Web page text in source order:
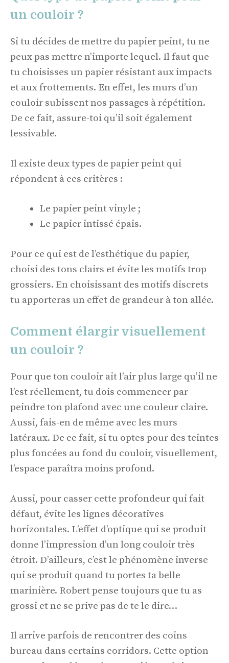
un couloir ?
Si tu décides de mettre du papier peint, tu ne
peux pas mettre n’importe lequel. Il faut que
tu choisisses un papier résistant aux impacts
et aux frottements. En effet, les murs d’un
couloir subissent nos passages à répétition.
De ce fait, assure-toi qu’il soit également
lessivable.
Il existe deux types de papier peint qui
répondent à ces critères :
Le papier peint vinyle ;
Le papier intissé épais.
Pour ce qui est de l’esthétique du papier,
choisi des tons clairs et évite les motifs trop
grossiers. En choisissant des motifs discrets
tu apporteras un effet de grandeur à ton allée.
Comment élargir visuellement
un couloir ?
Pour que ton couloir ait l’air plus large qu’il ne
l’est réellement, tu dois commencer par
peindre ton plafond avec une couleur claire.
Aussi, fais-en de même avec les murs
latéraux. De ce fait, si tu optes pour des teintes
plus foncées au fond du couloir, visuellement,
l’espace paraîtra moins profond.
Aussi, pour casser cette profondeur qui fait
défaut, évite les lignes décoratives
horizontales. L’effet d’optique qui se produit
donne l’impression d’un long couloir très
étroit. D’ailleurs, c’est le phénomène inverse
qui se produit quand tu portes ta belle
marinière. Robert pense toujours que tu as
grossi et ne se prive pas de te le dire…
Il arrive parfois de rencontrer des coins
bureau dans certains corridors. Cette option